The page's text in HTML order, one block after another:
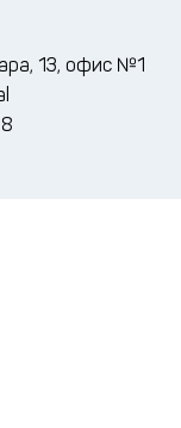
13, офис №1